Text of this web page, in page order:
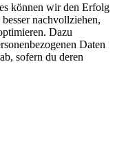
können wir den Erfolg
nachvollziehen,
Dazu
Daten
sofern du deren